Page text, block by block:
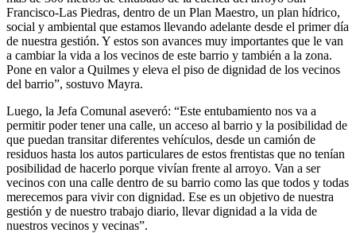
Francisco-Las Piedras, dentro de un Plan Maestro, un plan hídrico,
social y ambiental que estamos llevando adelante desde el primer día
de nuestra gestión. Y estos son avances muy importantes que le van
a cambiar la vida a los vecinos de este barrio y también a la zona.
Pone en valor a Quilmes y eleva el piso de dignidad de los vecinos
del barrio”, sostuvo Mayra.
Luego, la Jefa Comunal aseveró: “Este entubamiento nos va a
permitir poder tener una calle, un acceso al barrio y la posibilidad de
que puedan transitar diferentes vehículos, desde un camión de
residuos hasta los autos particulares de estos frentistas que no tenían
posibilidad de hacerlo porque vivían frente al arroyo. Van a ser
vecinos con una calle dentro de su barrio como las que todos y todas
merecemos para vivir con dignidad. Ese es un objetivo de nuestra
gestión y de nuestro trabajo diario, llevar dignidad a la vida de
nuestros vecinos y vecinas”.